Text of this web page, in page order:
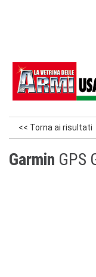
<< Torna ai risultati
Garmin GPS